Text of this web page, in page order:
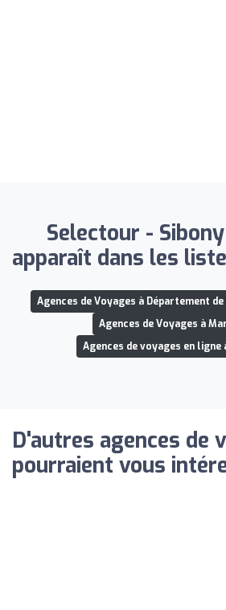
Selectour -
apparaît dans les
Agences de Voyages à Département
Agences de Voyages à
Agences de voyages en
D'autres agences de
pourraient vous